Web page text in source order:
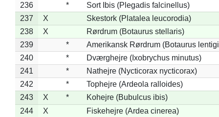
236
*
Sort Ibis (Plegadis falcinellus)
237
X
Skestork (Platalea leucorodia)
238
X
Rørdrum (Botaurus stellaris)
239
*
Amerikansk Rørdrum (Botaurus
240
*
Dværghejre (Ixobrychus minutus)
241
*
Nathejre (Nycticorax nycticorax)
242
*
Tophejre (Ardeola ralloides)
243
X *
Kohejre (Bubulcus ibis)
244
X
Fiskehejre (Ardea cinerea)